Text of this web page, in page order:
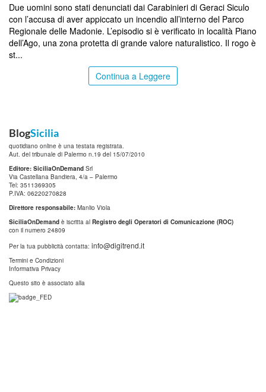
Due uomini sono stati denunciati dai Carabinieri di Geraci Siculo
con l’accusa di aver appiccato un incendio all’interno del Parco
Regionale delle Madonie. L’episodio si è verificato in località Piano
dell’Ago, una zona protetta di grande valore naturalistico. Il rogo è
st...
Continua a Leggere
BlogSicilia
quotidiano online è una testata registrata.
Aut. del tribunale di Palermo n.19 del 15/07/2010
Editore: SiciliaOnDemand Srl
Via Castellana Bandiera, 4/a – Palermo
Tel: 3511369305
P.IVA: 06220270828
Direttore responsabile: Manlio Viola
SiciliaOnDemand è iscritta al Registro degli Operatori di Comunicazione (ROC)
con il numero 24809
Per la tua pubblicità contatta: info@digitrend.it
Termini e Condizioni
Informativa Privacy
Questo sito è associato alla